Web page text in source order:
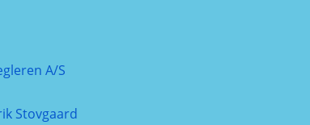
A/S
Stovgaard